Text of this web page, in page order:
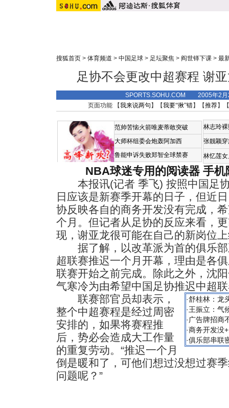
搜狐首页 > 体育频道 > 中国足球 > 足坛聚焦 > 阎世铎下课 > 最
足协不会更改中超赛程 谢
SPORTS.SOHU.COM 2005年2
页面功能 【我来说两句 】【我要“揪”错】【推荐】
范帅苦恼火箭唯麦蒂敢突破
大师杯组委会炮轰阿加西
鲁能申诉失败郑智全球禁赛
林志玲
张靓颖
林忆莲
NBA球迷专用的阅读器 手机
本报讯(记者 季飞) 按照中国足协
日应该是新赛季开幕的日子，但近
协反映各自的商务开发没有完成，
个月。但记者从足协的反应来看，
现，谢亚龙很可能在自己的新岗位
据了解，以改革派为首的俱乐部
超联赛推迟一个月开幕，理由是各
联赛开始之前完成。除此之外，沈
气寒冷为由希望中国足协推迟中超
·舒桂林：龙
·王振立：气
· 广告牌招商
·商务开发没
·俱乐部串联
联赛部官员却表示，
整个中超赛程是经过周密
安排的，如果将赛程推
后，势必会造成大工作量
的重复劳动。“推迟一个月
倒是暖和了，可他们想过没想过赛
问题呢？”